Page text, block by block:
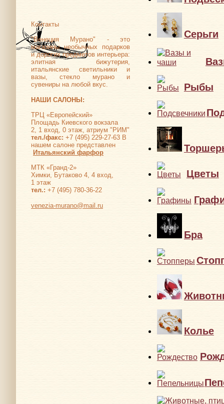
Контакты
"Венеция Мурано" - это
магазины необычных подарков
и дорогих предметов интерьера:
элитная бижутерия,
итальянские светильники и
вазы, стекло мурано и
сувениры на любой вкус.
НАШИ САЛОНЫ:
ТРЦ «Европейский»
Площадь Киевского вокзала
2, 1 вход, 0 этаж, атриум "РИМ"
тел./факс: +7 (495) 229-27-63 В
нашем салоне представлен
Итальянский фарфор
МТК «Гранд-2»
Химки, Бутаково 4, 4 вход,
1 этаж
тел.: +7 (495) 780-36-22
venezia-murano@mail.ru
Серьги
Рыбы
Цветы
Бра
Колье